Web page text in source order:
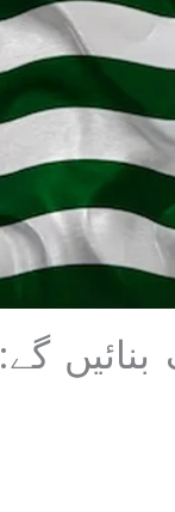
بنائیں گے: